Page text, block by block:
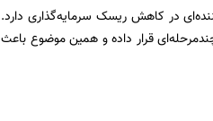
در کاهش ریسک سرمایه‌گذاری دارد.
قرار داده و همین موضوع باعث